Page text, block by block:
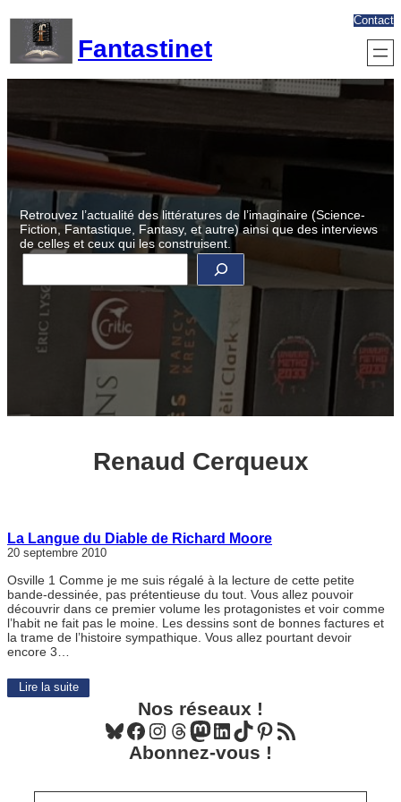
contenu
Fantastinet
Contact
Retrouvez l’actualité des littératures de l’imaginaire (Science-
Fiction, Fantastique, Fantasy, et autre) ainsi que des interviews
de celles et ceux qui les construisent.
R
c
Renaud Cerqueux
La Langue du Diable de Richard Moore
20 septembre 2010
Osville 1 Comme je me suis régalé à la lecture de cette petite
bande-dessinée, pas prétentieuse du tout. Vous allez pouvoir
découvrir dans ce premier volume les protagonistes et voir comme
l’habit ne fait pas le moine. Les dessins sont de bonnes factures et
la trame de l’histoire sympathique. Vous allez pourtant devoir
encore 3…
Lire la suite
Nos réseaux !
Bluesky Facebook Instagram Threads Mastodon LinkedIn TikTok Pinterest Flux RSS
Abonnez-vous !